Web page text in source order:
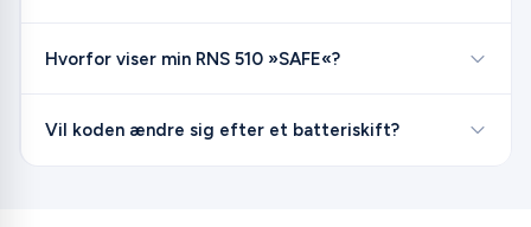
Hvorfor viser min RNS 510 »SAFE«?
Vil koden ændre sig efter et batteriskift?